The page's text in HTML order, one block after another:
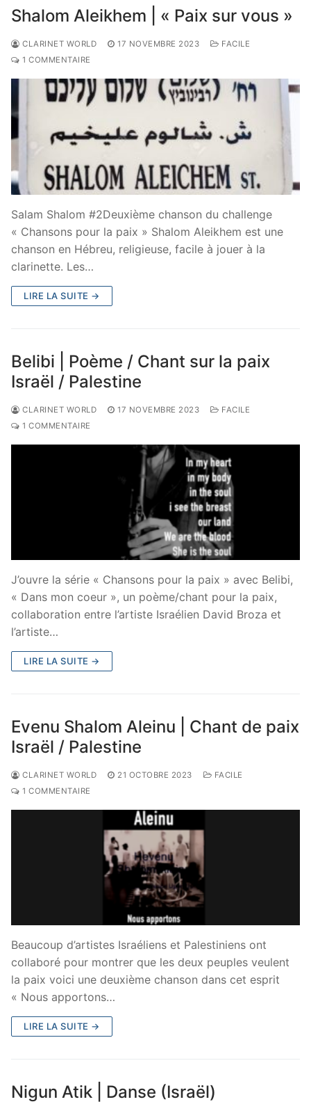
Shalom Aleikhem | « Paix sur vous »
CLARINET WORLD 17 NOVEMBRE 2023
FACILE
1 COMMENTAIRE
Salam Shalom #2Deuxième chanson du challenge
« Chansons pour la paix » Shalom Aleikhem est une
chanson en Hébreu, religieuse, facile à jouer à la
clarinette. Les…
LIRE LA SUITE →
Belibi | Poème / Chant sur la paix
Israël / Palestine
CLARINET WORLD 17 NOVEMBRE 2023
FACILE
1 COMMENTAIRE
J’ouvre la série « Chansons pour la paix » avec Belibi,
« Dans mon coeur », un poème/chant pour la paix,
collaboration entre l’artiste Israélien David Broza et
l’artiste…
LIRE LA SUITE →
Evenu Shalom Aleinu | Chant de paix
Israël / Palestine
CLARINET WORLD 21 OCTOBRE 2023
FACILE
1 COMMENTAIRE
Beaucoup d’artistes Israéliens et Palestiniens ont
collaboré pour montrer que les deux peuples veulent
la paix voici une deuxième chanson dans cet esprit
« Nous apportons…
LIRE LA SUITE →
Nigun Atik | Danse (Israël)